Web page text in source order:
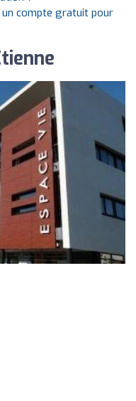
compte gratuit pour